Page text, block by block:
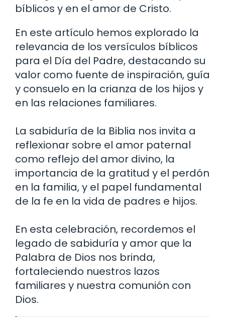
bíblicos y en el amor de Cristo.
En este artículo hemos explorado la
relevancia de los versículos bíblicos
para el Día del Padre, destacando su
valor como fuente de inspiración, guía
y consuelo en la crianza de los hijos y
en las relaciones familiares.
La sabiduría de la Biblia nos invita a
reflexionar sobre el amor paternal
como reflejo del amor divino, la
importancia de la gratitud y el perdón
en la familia, y el papel fundamental
de la fe en la vida de padres e hijos.
En esta celebración, recordemos el
legado de sabiduría y amor que la
Palabra de Dios nos brinda,
fortaleciendo nuestros lazos
familiares y nuestra comunión con
Dios.